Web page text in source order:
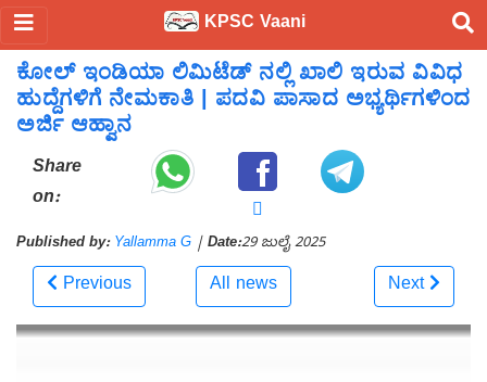
KPSC Vaani
ಕೋಲ್ ಇಂಡಿಯಾ ಲಿಮಿಟೆಡ್ ನಲ್ಲಿ ಖಾಲಿ ಇರುವ ವಿವಿಧ
ಹುದ್ದೆಗಳಿಗೆ ನೇಮಕಾತಿ | ಪದವಿ ಪಾಸಾದ ಅಭ್ಯರ್ಥಿಗಳಿಂದ
ಅರ್ಜಿ ಆಹ್ವಾನ
Share
on:
Published by: Yallamma G | Date:29 ಜುಲೈ 2025
Previous All news Next